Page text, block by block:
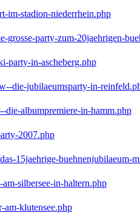
im-stadion-niederrhein.php
grosse-party-zum-20jaehrigen-
party-in-ascheberg.php
die-jubilaeumsparty-in-
die-albumpremiere-in-hamm.php
2007.php
15jaehrige-buehnenjubilaeum-
am-silbersee-in-haltern.php
am-klutensee.php